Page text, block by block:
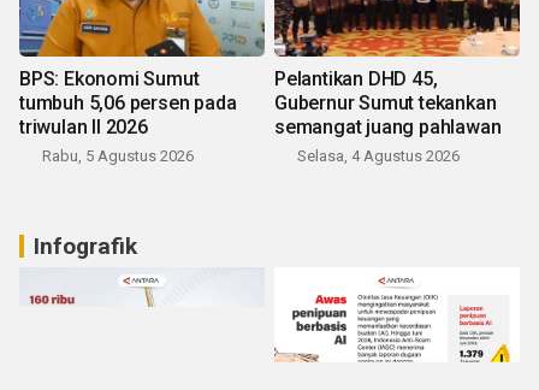
BPS: Ekonomi Sumut
tumbuh 5,06 persen pada
triwulan II 2026
Rabu, 5 Agustus 2026
Pelantikan DHD 45,
Gubernur Sumut tekankan
semangat juang pahlawan
Selasa, 4 Agustus 2026
Infografik